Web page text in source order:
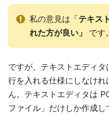
私の意見は「テキス
れた方が良い」
です。
ですが、テキストエディ
行を入れる仕様にしなけ
ん。テキストエディタは
ファイル」だけしか作成